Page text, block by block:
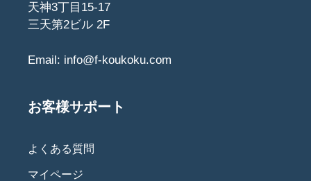
天神3丁目15-17
三天第2ビル 2F
Email: info@f-koukoku.com
お客様サポート
よくある質問
マイページ